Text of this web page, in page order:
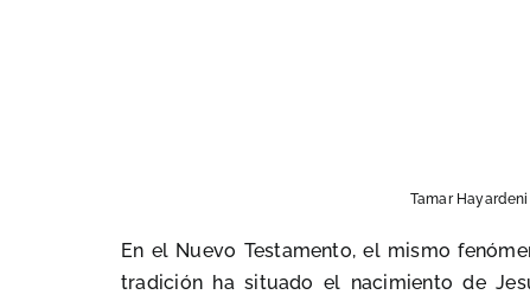
En el Nuevo Testamento, el mismo
tradición ha situado el nacimiento de